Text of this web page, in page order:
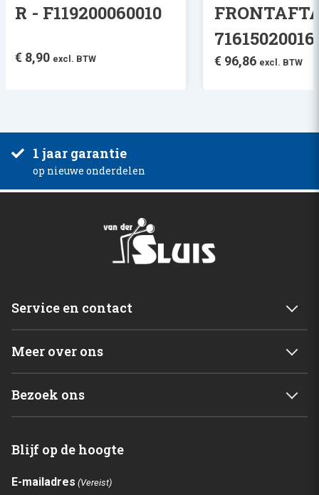
R - F119200060010
€ 8,90 excl. BTW € 96,86 excl. BTW
1 jaar garantie
op nieuwe onderdelen
Service en contact
Meer over ons
Shop
Contact
Bezoek ons
C. de Vriesweg 3 - 5
Blijf op de hoogte
E-mailadres (Vereist)